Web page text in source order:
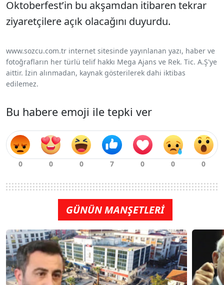
Oktoberfest’in bu akşamdan itibaren tekrar
ziyaretçilere açık olacağını duyurdu.
www.sozcu.com.tr internet sitesinde yayınlanan yazı, haber ve
fotoğrafların her türlü telif hakkı Mega Ajans ve Rek. Tic. A.Ş'ye
aittir. İzin alınmadan, kaynak gösterilerek dahi iktibas
edilemez.
Bu habere emoji ile tepki ver
GÜNÜN MANŞETLERİ